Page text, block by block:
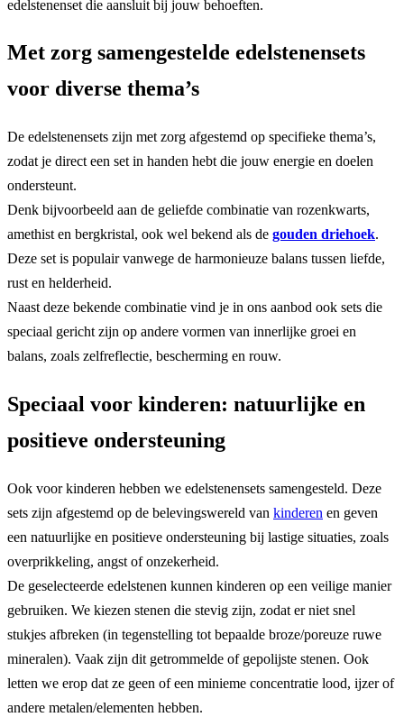
edelstenenset die aansluit bij jouw behoeften.
Met zorg samengestelde edelstenensets
voor diverse thema’s
De edelstenensets zijn met zorg afgestemd op specifieke thema’s,
zodat je direct een set in handen hebt die jouw energie en doelen
ondersteunt.
Denk bijvoorbeeld aan de geliefde combinatie van rozenkwarts,
amethist en bergkristal, ook wel bekend als de gouden driehoek.
Deze set is populair vanwege de harmonieuze balans tussen liefde,
rust en helderheid.
Naast deze bekende combinatie vind je in ons aanbod ook sets die
speciaal gericht zijn op andere vormen van innerlijke groei en
balans, zoals zelfreflectie, bescherming en rouw.
Speciaal voor kinderen: natuurlijke en
positieve ondersteuning
Ook voor kinderen hebben we edelstenensets samengesteld. Deze
sets zijn afgestemd op de belevingswereld van kinderen en geven
een natuurlijke en positieve ondersteuning bij lastige situaties, zoals
overprikkeling, angst of onzekerheid.
De geselecteerde edelstenen kunnen kinderen op een veilige manier
gebruiken. We kiezen stenen die stevig zijn, zodat er niet snel
stukjes afbreken (in tegenstelling tot bepaalde broze/poreuze ruwe
mineralen). Vaak zijn dit getrommelde of gepolijste stenen. Ook
letten we erop dat ze geen of een minieme concentratie lood, ijzer of
andere metalen/elementen hebben.